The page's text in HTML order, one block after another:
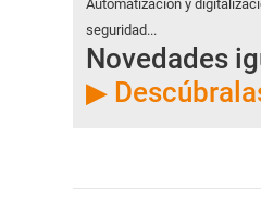
Automatización y
seguridad...
Novedades
▶